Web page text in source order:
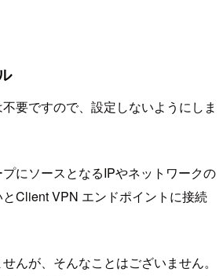
要ですので、設定しないようにしま
プにソースとなるIPやネットワークの
Client VPN エンドポイントに接続
んが、そんなことはございません。